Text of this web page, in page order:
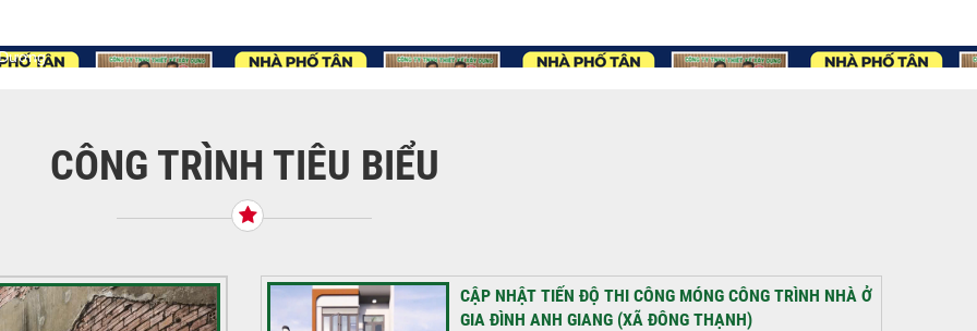
CÔNG TRÌNH TIÊU BIỂU
CẬP NHẬT TIẾN ĐỘ THI CÔNG MÓNG CÔNG TRÌNH NHÀ Ở
GIA ĐÌNH ANH GIANG (XÃ ĐÔNG THẠNH)